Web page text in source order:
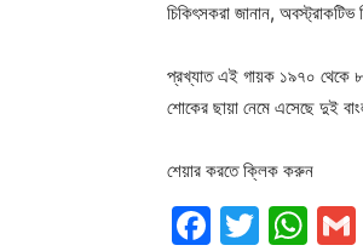
চিকিৎসকরা জানান, অবস্ট্রাকটিভ
প্রখ্যাত এই গায়ক ১৯৭০ থেকে
শোকের ছায়া নেমে এসেছে দুই
শেয়ার করতে ক্লিক করুন